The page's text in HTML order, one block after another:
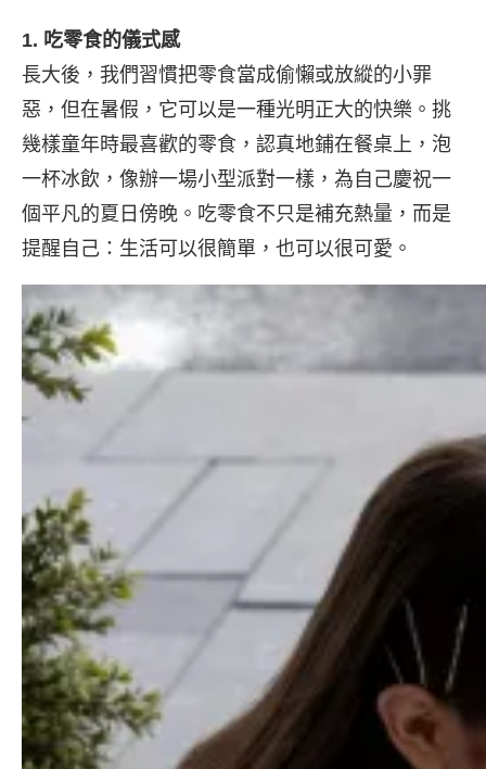
1. 吃零食的儀式感
長大後，我們習慣把零食當成偷懶或放縱的小罪
惡，但在暑假，它可以是一種光明正大的快樂。挑
幾樣童年時最喜歡的零食，認真地鋪在餐桌上，泡
一杯冰飲，像辦一場小型派對一樣，為自己慶祝一
個平凡的夏日傍晚。吃零食不只是補充熱量，而是
提醒自己：生活可以很簡單，也可以很可愛。